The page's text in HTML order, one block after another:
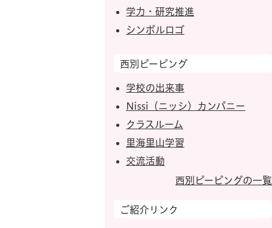
学力・研究推進
シンボルロゴ
西別ピーピング
学校の出来事
Nissi（ニッシ）カンパニー
クラスルーム
里海里山学習
交流活動
西別ピーピングの一覧
ご紹介リンク